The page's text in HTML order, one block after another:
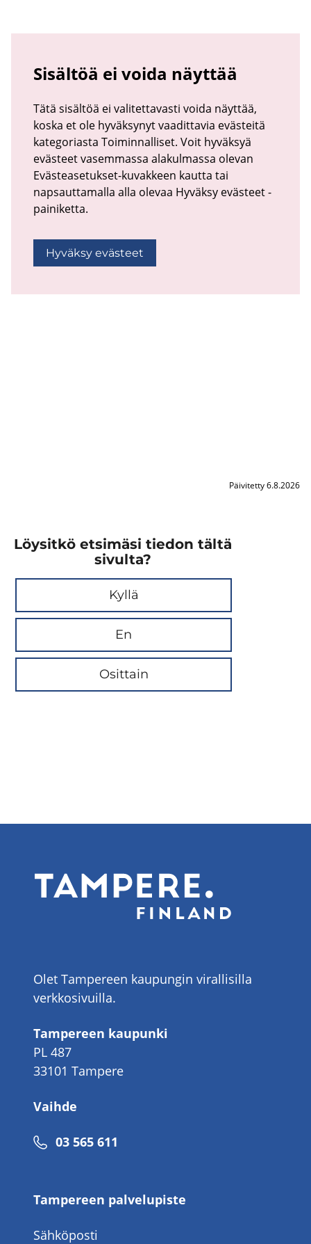
Sisältöä ei voida näyttää
Tätä sisältöä ei valitettavasti voida näyttää,
koska et ole hyväksynyt vaadittavia evästeitä
kategoriasta Toiminnalliset. Voit hyväksyä
evästeet vasemmassa alakulmassa olevan
Evästeasetukset-kuvakkeen kautta tai
napsauttamalla alla olevaa Hyväksy evästeet -
painiketta.
Hyväksy evästeet
Päivitetty 6.8.2026
Löysitkö etsimäsi tiedon tältä
sivulta?
Kyllä
En
Osittain
Olet Tampereen kaupungin virallisilla
verkkosivuilla.
Tampereen kaupunki
PL 487
33101 Tampere
Vaihde
Puhelinnumero
03 565 611
Tampereen palvelupiste
Sähköposti